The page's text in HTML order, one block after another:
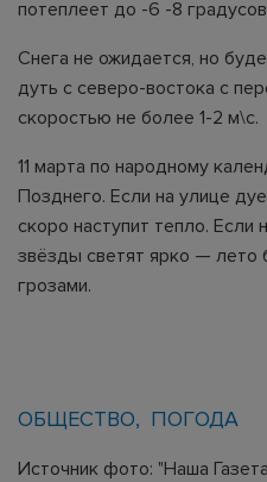
потеплеет до -6 -8
Снега не ожидается, но
дуть с северо-востока с
скоростью не более 1-2 м\с.
11 марта по народному
Позднего. Если на улице
скоро наступит тепло. Если
звёзды светят ярко — лето
грозами.
ОБЩЕСТВО
ПОГОДА
Источник фото: "Наша